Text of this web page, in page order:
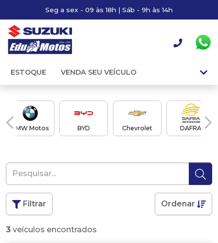
Seg a sex - 09 às 18h | Sáb - 9h às 14h
ESTOQUE VENDA SEU VEÍCULO
BMW Motos BYD Chevrolet DAFRA
Filtrar Ordenar
3 veículos encontrados